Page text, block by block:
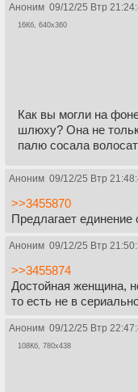
Аноним 09/12/25 Втр
16Кб, 640x360
Как вы могли на
шлюху? Она не
палю сосала
Аноним 09/12/25 Втр
>>3455870
Предлагает единение
Аноним 09/12/25 Втр
>>3455874
Достойная женщина,
то есть не в
Аноним 09/12/25 Втр
108Кб, 780x438